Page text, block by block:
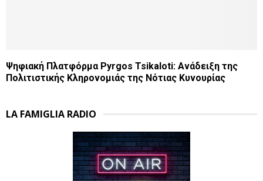
Ψηφιακή Πλατφόρμα Pyrgos Tsikaloti: Ανάδειξη της
Πολιτιστικής Κληρονομιάς της Νότιας Κυνουρίας
LA FAMIGLIA RADIO